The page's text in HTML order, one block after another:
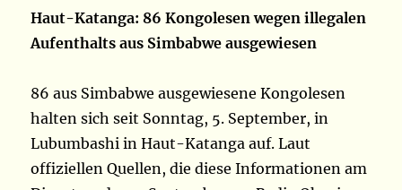
Haut-Katanga: 86 Kongolesen wegen illegalen
Aufenthalts aus Simbabwe ausgewiesen
86 aus Simbabwe ausgewiesene Kongolesen
halten sich seit Sonntag, 5. September, in
Lubumbashi in Haut-Katanga auf. Laut
offiziellen Quellen, die diese Informationen am